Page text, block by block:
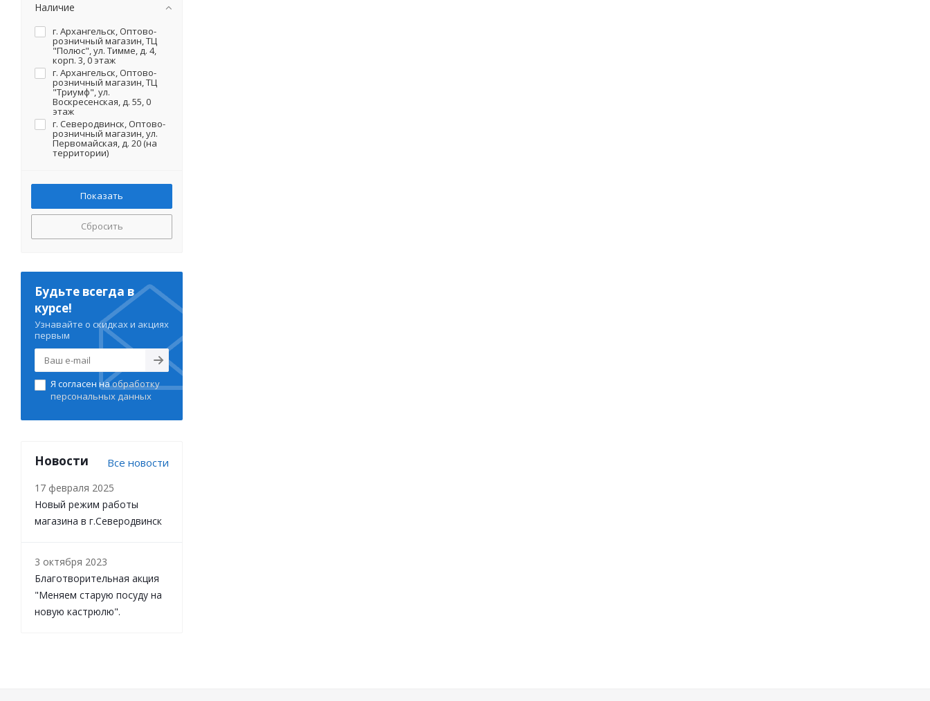
Наличие
г. Архангельск, Оптово-
розничный магазин, ТЦ
"Полюс", ул. Тимме, д. 4,
корп. 3, 0 этаж
г. Архангельск, Оптово-
розничный магазин, ТЦ
"Триумф", ул.
Воскресенская, д. 55, 0
этаж
г. Северодвинск, Оптово-
розничный магазин, ул.
Первомайская, д. 20 (на
территории)
Сбросить
Будьте всегда в
курсе!
Узнавайте о скидках и акциях
первым
Я согласен наобработку
персональных данных
Новости Все новости
17 февраля 2025
Новый режим работы
магазина в г.Северодвинск
3 октября 2023
Благотворительная акция
"Меняем старую посуду на
новую кастрюлю".